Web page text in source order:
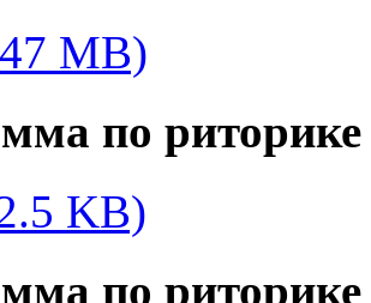
MB)
по риторике
KB)
по риторике